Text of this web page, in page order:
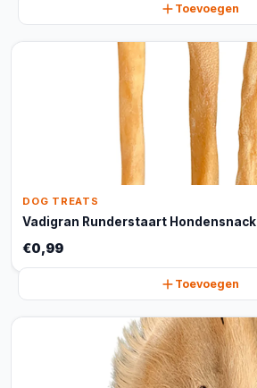
Toevoegen
DOG TREATS
Vadigran Runderstaart Hondensnack
€0,99
Toevoegen